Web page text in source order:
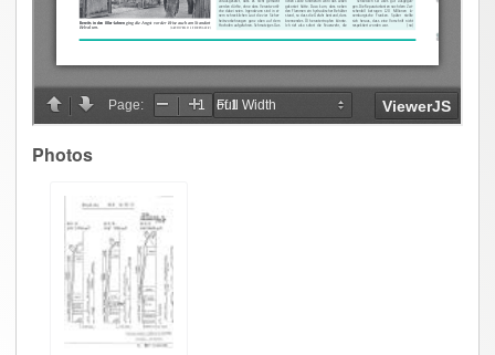
Photos